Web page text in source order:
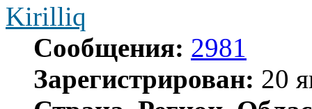
Kirilliq
Сообщения: 2981
Зарегистрирован: 20